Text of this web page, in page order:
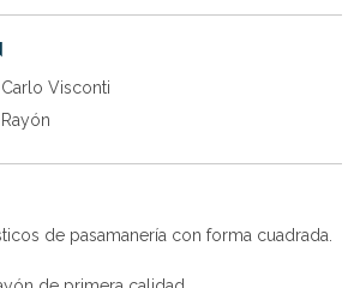
Carlo Visconti
Rayón
de pasamanería con forma cuadrada.